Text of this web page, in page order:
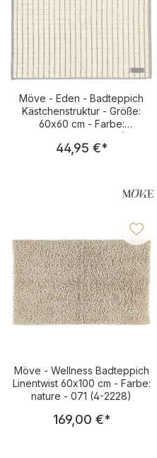
Möve - Eden - Badteppich
Kästchenstruktur - Größe:
60x60 cm - Farbe:
nature/black - 869 (1-
0347/8127)
Regulärer
44,95 €*
4.81 von 5 Sternen
Möve - Wellness Badteppich
Linentwist 60x100 cm - Farbe:
nature - 071 (4-2228)
Regulärer
169,00 €*